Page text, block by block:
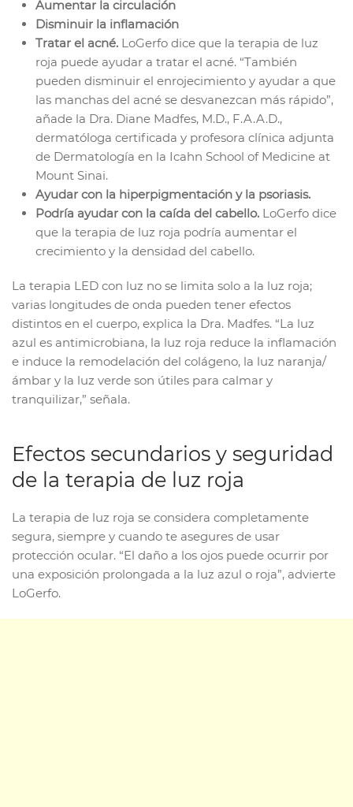
Aumentar la circulación
Disminuir la inflamación
Tratar el acné. LoGerfo dice que la terapia de luz
roja puede ayudar a tratar el acné. “También
pueden disminuir el enrojecimiento y ayudar a que
las manchas del acné se desvanezcan más rápido”,
añade la Dra. Diane Madfes, M.D., F.A.A.D.,
dermatóloga certificada y profesora clínica adjunta
de Dermatología en la Icahn School of Medicine at
Mount Sinai.
Ayudar con la hiperpigmentación y la psoriasis.
Podría ayudar con la caída del cabello. LoGerfo dice
que la terapia de luz roja podría aumentar el
crecimiento y la densidad del cabello.
La terapia LED con luz no se limita solo a la luz roja;
varias longitudes de onda pueden tener efectos
distintos en el cuerpo, explica la Dra. Madfes. “La luz
azul es antimicrobiana, la luz roja reduce la inflamación
e induce la remodelación del colágeno, la luz naranja/
ámbar y la luz verde son útiles para calmar y
tranquilizar,” señala.
Efectos secundarios y seguridad
de la terapia de luz roja
La terapia de luz roja se considera completamente
segura, siempre y cuando te asegures de usar
protección ocular. “El daño a los ojos puede ocurrir por
una exposición prolongada a la luz azul o roja”, advierte
LoGerfo.